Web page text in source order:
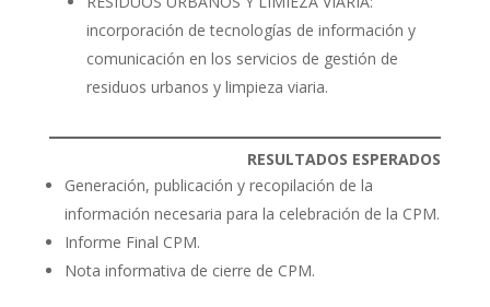
incorporación de tecnologías de información y
comunicación en los servicios de gestión de
residuos urbanos y limpieza viaria.
RESULTADOS ESPERADOS
Generación, publicación y recopilación de la
información necesaria para la celebración de la CPM.
Informe Final CPM.
Nota informativa de cierre de CPM.